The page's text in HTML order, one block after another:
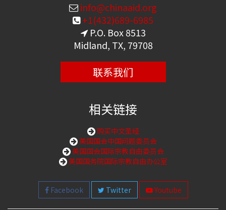
info@chinaaid.org
+1(432)689-6985
P.O. Box 8513
Midland, TX, 79708
联系我们
相关链接
购买中文圣经
美国国会中国问题委员会
美国国会国际宗教自由委员会
美国国务院国际宗教自由办公室
Facebook Twitter Youtube